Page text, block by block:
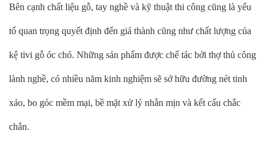
Bên cạnh chất liệu gỗ, tay nghề và kỹ thuật thi công cũng là yếu
tố quan trọng quyết định đến giá thành cũng như chất lượng của
kệ tivi gỗ óc chó. Những sản phẩm được chế tác bởi thợ thủ công
lành nghề, có nhiều năm kinh nghiệm sẽ sở hữu đường nét tinh
xảo, bo góc mềm mại, bề mặt xử lý nhẵn mịn và kết cấu chắc
chắn.